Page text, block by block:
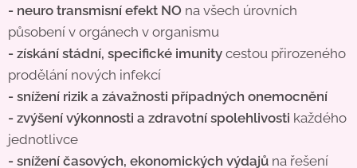
- neuro transmisní efekt NO na všech úrovních
působení v orgánech v organismu
- získání stádní, specifické imunity cestou přirozeného
prodělání nových infekcí
- snížení rizik a závažnosti případných onemocnění
- zvýšení výkonnosti a zdravotní spolehlivosti každého
jednotlivce
- snížení časových, ekonomických výdajů na řešení